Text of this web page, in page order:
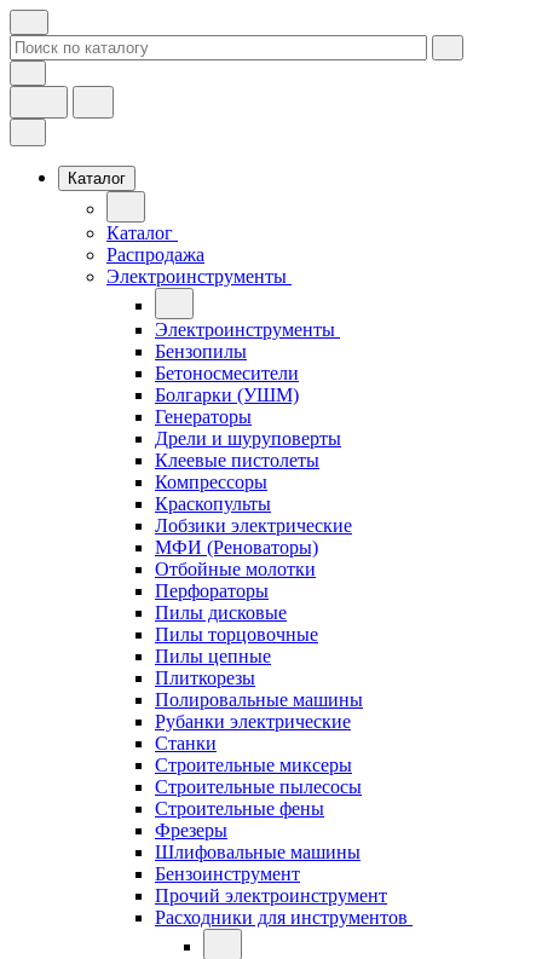
Каталог
Каталог
Распродажа
Электроинструменты
Электроинструменты
Бензопилы
Бетоносмесители
Болгарки (УШМ)
Генераторы
Дрели и шуруповерты
Клеевые пистолеты
Компрессоры
Краскопульты
Лобзики электрические
МФИ (Реноваторы)
Отбойные молотки
Перфораторы
Пилы дисковые
Пилы торцовочные
Пилы цепные
Плиткорезы
Полировальные машины
Рубанки электрические
Станки
Строительные миксеры
Строительные пылесосы
Строительные фены
Фрезеры
Шлифовальные машины
Бензоинструмент
Прочий электроинструмент
Расходники для инструментов